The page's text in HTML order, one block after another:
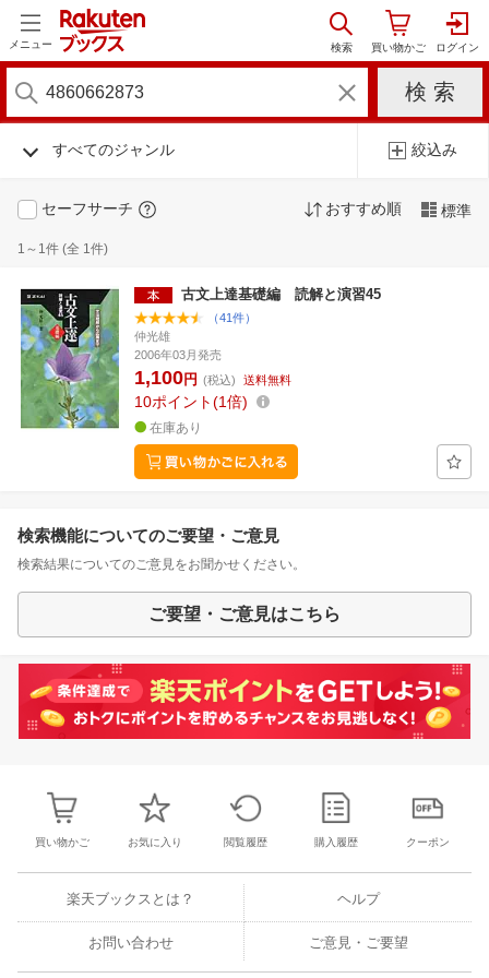
メニュー
すべてのジャンル 絞込み
セーフサーチ おすすめ順 標準
1～1件 (全 1件)
古文上達基礎編 読解と演習45
（41件）
仲光雄
2006年03月発売
1,100円 (税込) 送料無料
10ポイント 1倍
在庫あり
検索機能についてのご要望・ご意見
検索結果についてのご意見をお聞かせください。
ご要望・ご意見はこちら
買い物かご お気に入り 閲覧履歴 購入履歴 クーポン
楽天ブックスとは？ ヘルプ
お問い合わせ ご意見・ご要望